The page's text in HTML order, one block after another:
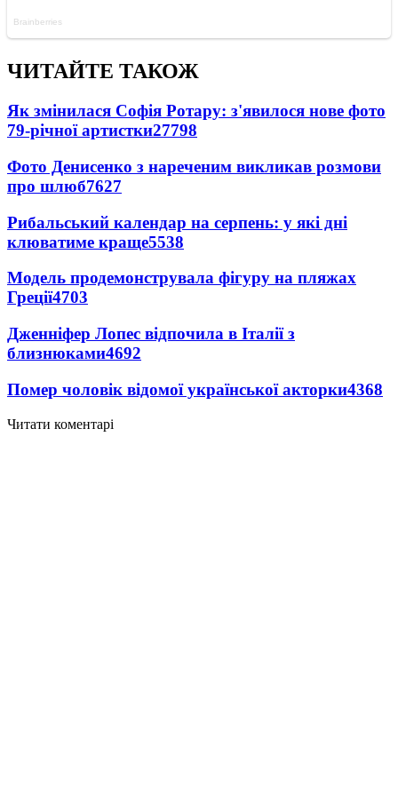
ЧИТАЙТЕ ТАКОЖ
Як змінилася Софія Ротару: з'явилося нове фото
79-річної артистки27798
Фото Денисенко з нареченим викликав розмови
про шлюб7627
Рибальський календар на серпень: у які дні
клюватиме краще5538
Модель продемонструвала фігуру на пляжах
Греції4703
Дженніфер Лопес відпочила в Італії з
близнюками4692
Помер чоловік відомої української акторки4368
Читати коментарі